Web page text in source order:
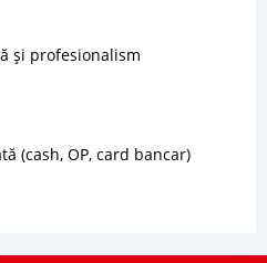
și profesionalism
(cash, OP, card bancar)